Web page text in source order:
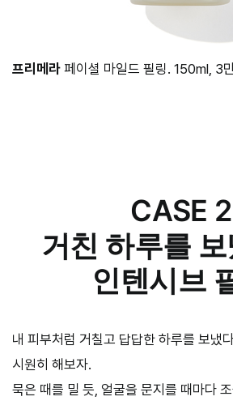
프리메라 페이셜 마일드 필링. 150ml, 3
CASE 2
거친 하루를
인텐시브
내 피부처럼 거칠고 답답한 하루를 보냈
시원히 해보자.
묵은 때를 밀 듯, 얼굴을 문지를 때마다